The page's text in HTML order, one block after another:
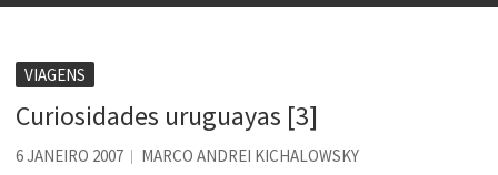
Se queres salvar o mundo, o veganismo não é a resposta
Tem que filmar isso daí
A construção da urbanidade
VIAGENS
Curiosidades uruguayas [3]
6 JANEIRO 2007 MARCO ANDREI KICHALOWSKY